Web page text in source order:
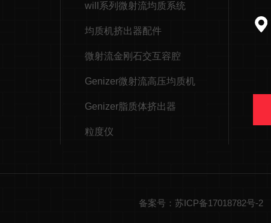
will系列微射流均质系统
均质机挤出器配件
微射流金刚石交互容腔
Genizer微射流高压均质机
Genizer脂质体挤出器
粒度仪
备案号：苏ICP备17018782号-2